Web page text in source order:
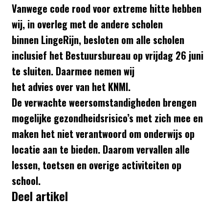
Vanwege code rood voor extreme hitte hebben
wij, in overleg met de andere scholen
binnen LingeRijn, besloten om alle scholen
inclusief het Bestuursbureau op vrijdag 26 juni
te sluiten. Daarmee nemen wij
het advies over van het KNMI.
De verwachte weersomstandigheden brengen
mogelijke gezondheidsrisico’s met zich mee en
maken het niet verantwoord om onderwijs op
locatie aan te bieden. Daarom vervallen alle
lessen, toetsen en overige activiteiten op
school.
Deel artikel